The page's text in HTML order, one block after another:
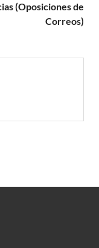
(Oposiciones de
Correos)